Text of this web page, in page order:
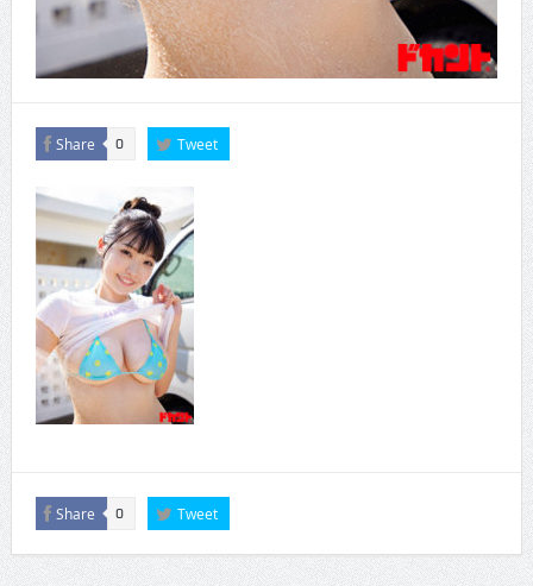
Share 0 Tweet
Share 0 Tweet